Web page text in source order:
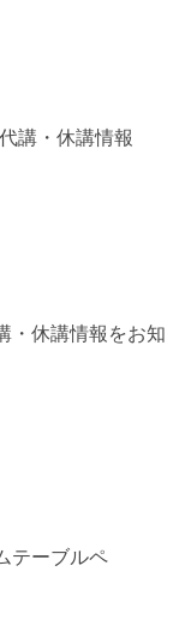
講・休講情報
・休講情報をお知
テーブルペ